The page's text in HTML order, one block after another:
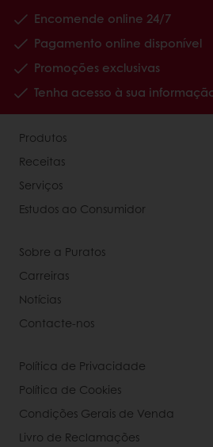
Encomende online 24/7
Pagamento online disponível
Promoções exclusivas
Tenha acesso à sua
Produtos
Receitas
Serviços
Estudos ao Consumidor
Sobre a Puratos
Carreiras
Notícias
Contacte-nos
Política de Privacidade
Política de Cookies
Condições Gerais de Venda
Livro de Reclamações